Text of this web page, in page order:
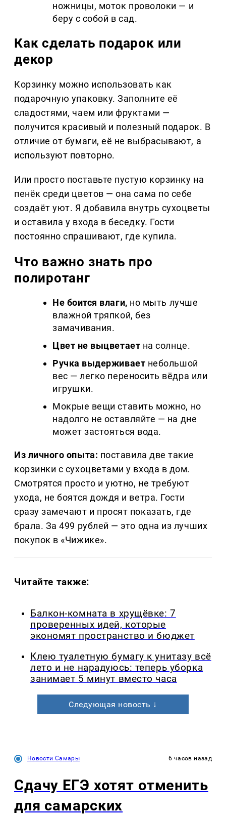
ножницы, моток проволоки — и
беру с собой в сад.
Как сделать подарок или
декор
Корзинку можно использовать как
подарочную упаковку. Заполните её
сладостями, чаем или фруктами —
получится красивый и полезный подарок. В
отличие от бумаги, её не выбрасывают, а
используют повторно.
Или просто поставьте пустую корзинку на
пенёк среди цветов — она сама по себе
создаёт уют. Я добавила внутрь сухоцветы
и оставила у входа в беседку. Гости
постоянно спрашивают, где купила.
Что важно знать про
полиротанг
Не боится влаги, но мыть лучше
влажной тряпкой, без
замачивания.
Цвет не выцветает на солнце.
Ручка выдерживает небольшой
вес — легко переносить вёдра или
игрушки.
Мокрые вещи ставить можно, но
надолго не оставляйте — на дне
может застояться вода.
Из личного опыта: поставила две такие
корзинки с сухоцветами у входа в дом.
Смотрятся просто и уютно, не требуют
ухода, не боятся дождя и ветра. Гости
сразу замечают и просят показать, где
брала. За 499 рублей — это одна из лучших
покупок в «Чижике».
Читайте также:
Балкон-комната в хрущёвке: 7
проверенных идей, которые
экономят пространство и бюджет
Клею туалетную бумагу к унитазу всё
лето и не нарадуюсь: теперь уборка
занимает 5 минут вместо часа
Следующая новость ↓
Новости Самары 6 часов назад
Сдачу ЕГЭ хотят отменить
для самарских